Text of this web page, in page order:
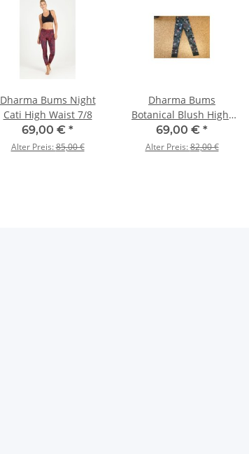
Dharma Bums Night
Cati High Waist 7/8
69,00 € *
Alter Preis:85,00 €
Dharma Bums
Botanical Blush Hight
Waist, 7/8
69,00 € *
Alter Preis:82,00 €